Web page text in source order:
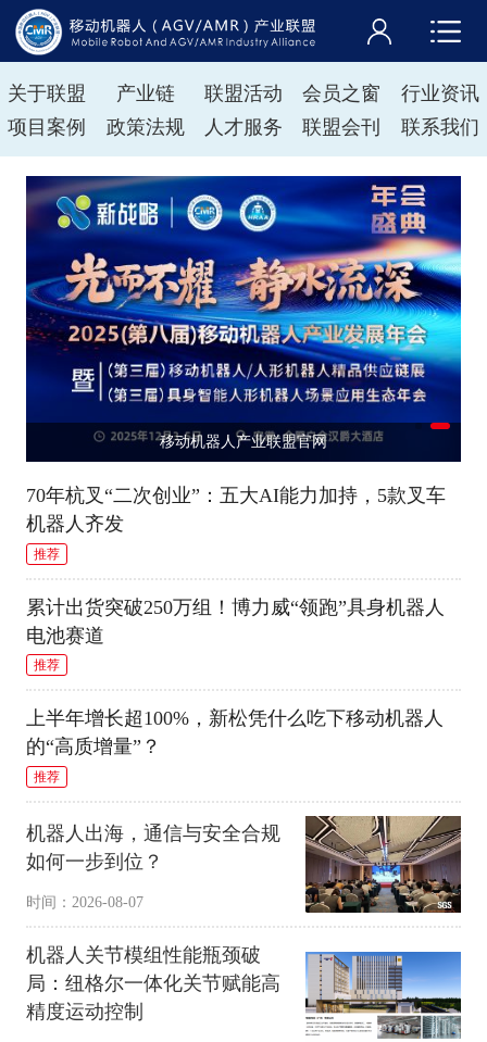
关于联盟 产业链 联盟活动 会员之窗
行业资讯
项目案例
政策法规 人才服务 联盟会刊 联系我们
移动机器人产业联盟官网
70年杭叉“二次创业”：五大AI能力加持，5款叉车
机器人齐发
推荐
累计出货突破250万组！博力威“领跑”具身机器人
电池赛道
推荐
上半年增长超100%，新松凭什么吃下移动机器人
的“高质增量”？
推荐
机器人出海，通信与安全合规
如何一步到位？
时间：2026-08-07
机器人关节模组性能瓶颈破
局：纽格尔一体化关节赋能高
精度运动控制